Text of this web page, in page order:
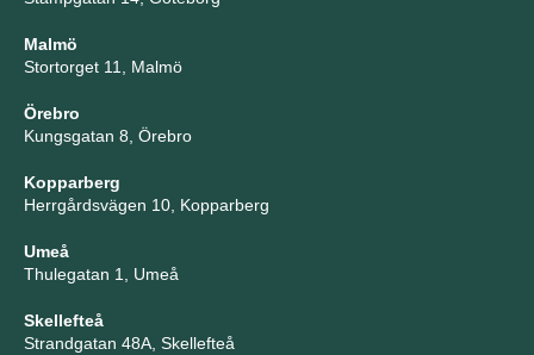
Malmö
Stortorget 11, Malmö
Örebro
Kungsgatan 8, Örebro
Kopparberg
Herrgårdsvägen 10, Kopparberg
Umeå
Thulegatan 1, Umeå
Skellefteå
Strandgatan 48A, Skellefteå